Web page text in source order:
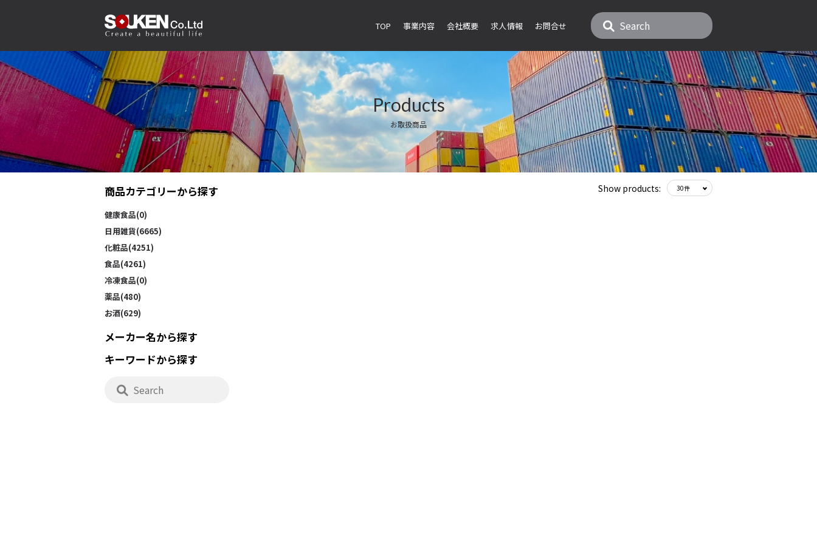
TOP 事業内容 会社概要 求人情報 お問合せ
Products
お取扱商品
商品カテゴリーから探す
健康食品(0)
日用雑貨(6665)
化粧品(4251)
食品(4261)
冷凍食品(0)
薬品(480)
お酒(629)
メーカー名から探す
キーワードから探す
Show products: